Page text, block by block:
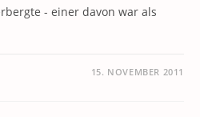
- einer davon war als
15. NOVEMBER 2011